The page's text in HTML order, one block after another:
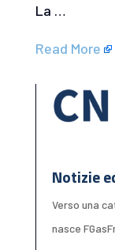
La …
Read More
Notizie
Verso una
nasce